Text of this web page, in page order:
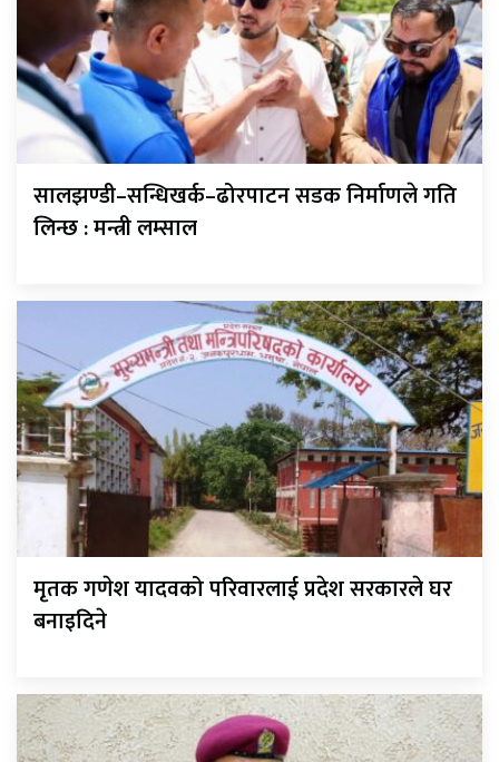
सालझण्डी–सन्धिखर्क–ढोरपाटन सडक निर्माणले गति
लिन्छ : मन्त्री लम्साल
मृतक गणेश यादवको परिवारलाई प्रदेश सरकारले घर
बनाइदिने